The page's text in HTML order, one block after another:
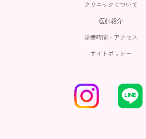
クリニックについて
医師紹介
診療時間・アクセス
サイトポリシー